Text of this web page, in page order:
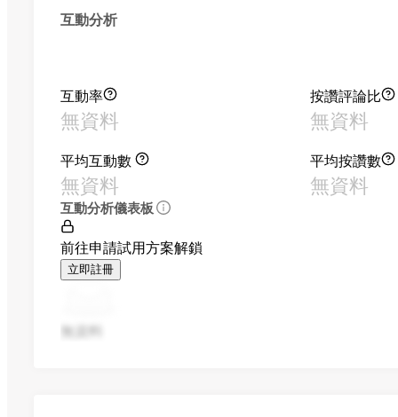
互動分析
互動率
無資料
按讚評論比
無資料
平均互動數
無資料
平均按讚數
無資料
互動分析儀表板
前往申請試用方案解鎖
立即註冊
無資料